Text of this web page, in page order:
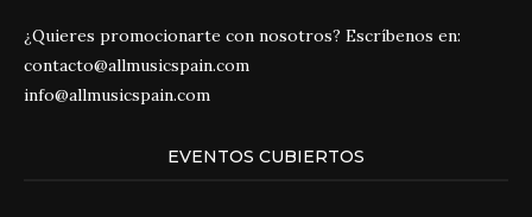
¿Quieres promocionarte con nosotros? Escríbenos en:
contacto@allmusicspain.com
info@allmusicspain.com
EVENTOS CUBIERTOS